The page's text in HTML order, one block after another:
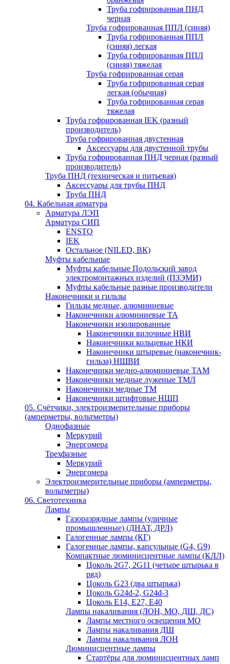
Труба гофрированная ПНД
черная
Труба гофрированная ППЛ (синяя)
Труба гофрированная ППЛ
(синяя) легкая
Труба гофрированная ППЛ
(синяя) тяжелая
Труба гофрированная серая
Труба гофрированная серая
легкая (обычная)
Труба гофрированная серая
тяжелая
Труба гофрированная IEK (разный
производитель)
Труба гофрированная двустенная
Аксессуары для двустенной трубы
Труба гофрированная ПНД черная (разный
производитель)
Труба ПНД (техническая и питьевая)
Аксессуары для трубы ПНД
Труба ПНД
04. Кабельная арматура
Арматура ЛЭП
Арматура СИП
ENSTO
IEK
Остальное (NILED, ВК)
Муфты кабельные
Муфты кабельные Подольский завод
электромонтажных изделий (ПЗЭМИ)
Муфты кабельные разные производители
Наконечники и гильзы
Гильзы медные, алюминиевые
Наконечники алюминиевые ТА
Наконечники изолированные
Наконечники вилочные НВИ
Наконечники кольцевые НКИ
Наконечники штыревые (наконечник-
гильза) НШВИ
Наконечники медно-алюминиевые ТАМ
Наконечники медные луженые ТМЛ
Наконечники медные ТМ
Наконечники штифтовые НШП
05. Счётчики, электроизмерительные приборы
(амперметры, вольтметры)
Однофазные
Меркурий
Энергомера
Трехфазные
Меркурий
Энергомера
Электроизмерительные приборы (амперметры,
вольтметры)
06. Светотехника
Лампы
Газоразрядные лампы (уличные
промышленные) (ДНАТ, ДРЛ)
Галогенные лампы (КГ)
Галогенные лампы, капсульные (G4, G9)
Компактные люминисцентные лампы (КЛЛ)
Цоколь 2G7, 2G11 (четыре штырька в
ряд)
Цоколь G23 (два штырька)
Цоколь G24d-2, G24d-3
Цоколь Е14, Е27, Е40
Лампы накаливания (ЛОН, МО, ДШ, ДС)
Лампы местного освещения МО
Лампы накаливания ДШ
Лампы накаливания ЛОН
Люминисцентные лампы
Стартёры для люминисцентных ламп